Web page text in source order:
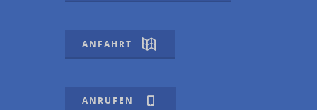
ANFAHRT
ANRUFEN